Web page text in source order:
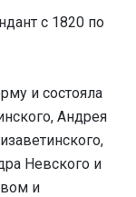
с 1820 по
и состояла
Андрея
Невского и
и